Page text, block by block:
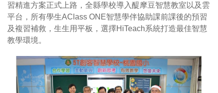
習精進方案正式上路，全縣學校導入醍摩豆智慧教室以及雲
平台，所有學生AClass ONE智慧學伴協助課前課後的預習
及複習補救，生生用平板，選擇HiTeach系統打造最佳智慧
教學環境。